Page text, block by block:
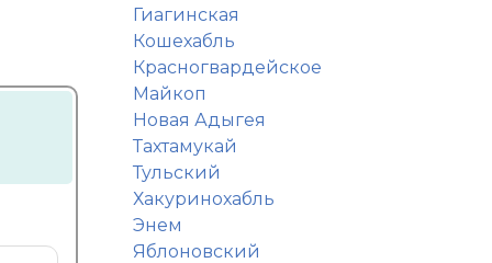
Гиагинская
Кошехабль
Красногвардейское
Майкоп
Новая Адыгея
Тахтамукай
Тульский
Хакуринохабль
Энем
Яблоновский